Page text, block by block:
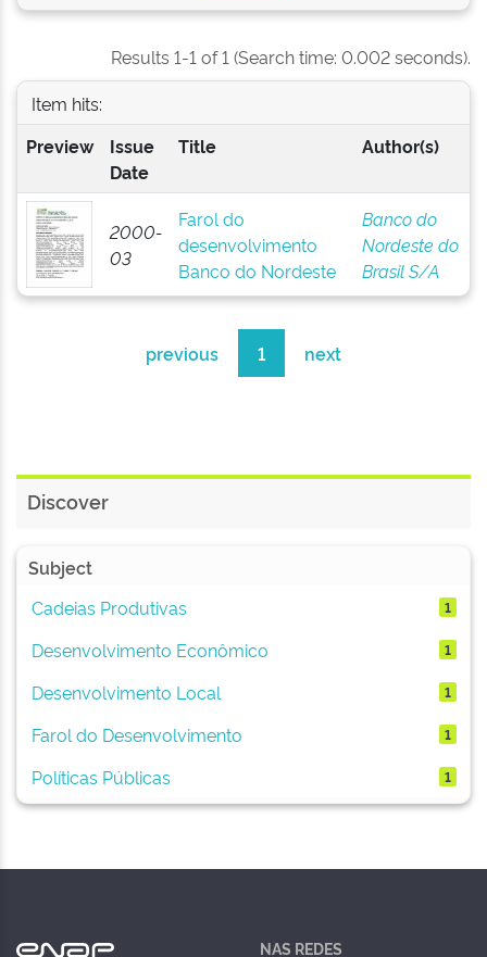
Results 1-1 of 1 (Search time: 0.002 seconds).
Item hits:
Preview
Issue
Date
Title Author(s)
2000-
03
Farol do
desenvolvimento
Banco do Nordeste
Banco do
Nordeste do
Brasil S/A
previous 1 next
Discover
Subject
Cadeias Produtivas
1
Desenvolvimento Econômico 1
Desenvolvimento Local 1
Farol do Desenvolvimento 1
Políticas Públicas 1
NAS REDES